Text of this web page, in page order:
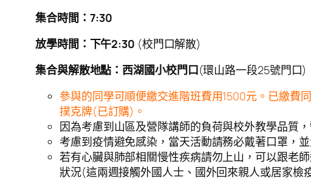
集合時間：7:30
放學時間：下午2:30 (校門口解散)
集合與解散地點：西湖國小校門口(環山路一段25號門口)
參與的同學可順便繳交進階班費用1500元。已繳費
撲克牌(已訂購)。
因為考慮到山區及營隊講師的負荷與校外教學品質，
考慮到疫情避免感染，當天活動請務必戴著口罩，
若有心臟與肺部相關慢性疾病請勿上山，可以跟老
狀況(這兩週接觸外國人士、國外回來親人或居家檢